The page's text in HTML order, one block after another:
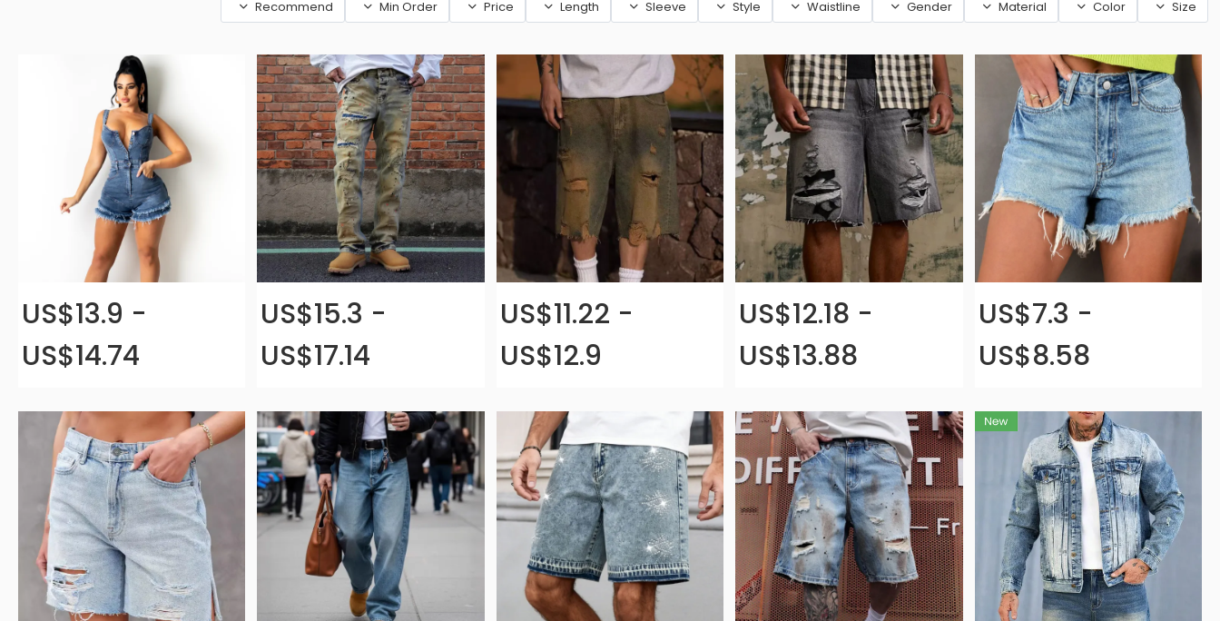
Size
Color
Material
Gender
Waistline
Style
Sleeve
Length
Price
Min Order
Recommend
US$7.3 -
US$8.58
US$12.18 -
US$13.88
US$11.22 -
US$12.9
US$15.3 -
US$17.14
US$13.9 -
US$14.74